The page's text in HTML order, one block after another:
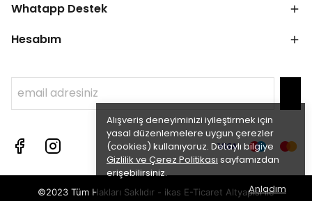
Alışveriş deneyiminizi iyileştirmek için
yasal düzenlemelere uygun çerezler
(cookies) kullanıyoruz. Detaylı bilgiye
Gizlilik ve Çerez Politikası sayfamızdan
erişebilirsiniz.
Anladım
Whatapp Destek
Hesabım
©2023 Tüm Hakları Saklıdır - ikas E-Ticaret Altyapısı ile